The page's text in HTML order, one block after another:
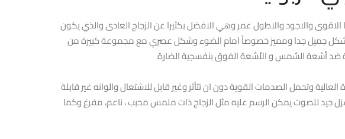
والاجود والاطول عمر وهي الافضل بكثيرا عن الزجاج العادى والذي يكون
شكل جميل جدا ومميز خصوصاً امام الضوء وشكل عصري مع مجموعة كبيرة من
ضد أشعة الشمس و الأشعة الفوق بنفسجية الضارة
وتحمل الصدمات القوية دون ان تتأثر وغير قابل للاشتعال والوانه غير قابلة
عزل جيد للصوت يمكن الرسم عليه مثل الزجاج ذات ملمس محبب ، ناعم، مفرغ وكما